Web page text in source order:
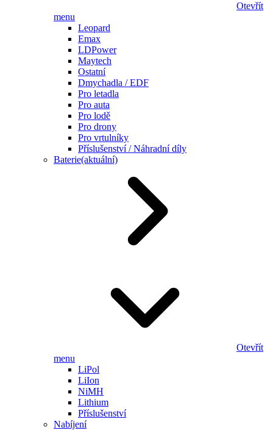
Otevřít
menu
Leopard
Emax
LDPower
Maytech
Ostatní
Dmychadla / EDF
Pro letadla
Pro auta
Pro lodě
Pro drony
Pro vrtulníky
Příslušenství / Náhradní díly
Baterie(aktuální)
Otevřít
menu
LiPol
LiIon
NiMH
Lithium
Příslušenství
Nabíjení